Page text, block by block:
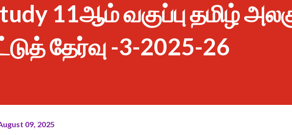
11ஆம் வகுப்பு தமிழ்
தேர்வு -3-2025-26
09, 2025